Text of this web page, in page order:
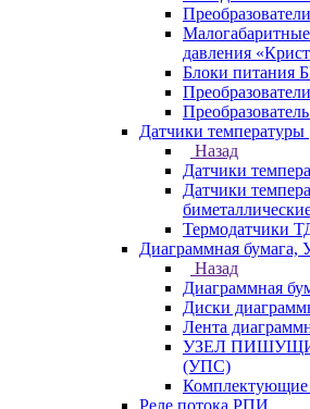
Малогабаритные
давления
Блоки питания
Датчики температуры
Назад
Датчики
Датчики
Термодатчики
Диаграммная бумага,
Назад
Диаграммная
Диски
Лента
УЗЕЛ
(УПС)
Реле потока РПИ